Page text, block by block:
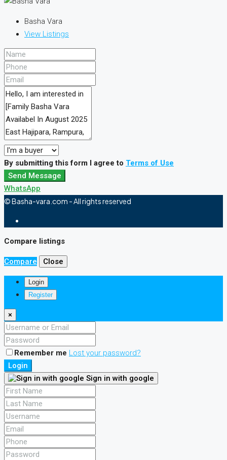
Basha Vara
View Listings
By submitting this form I agree to Terms of Use
Send Message
WhatsApp
© Basha-vara.com - All rights reserved
Compare listings
Compare Close
Login
Register
×
Remember me Lost your password?
Login
Sign in with google